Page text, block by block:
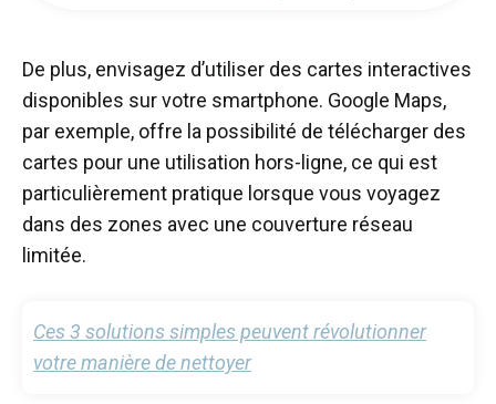
De plus, envisagez d’utiliser des cartes interactives
disponibles sur votre smartphone. Google Maps,
par exemple, offre la possibilité de télécharger des
cartes pour une utilisation hors-ligne, ce qui est
particulièrement pratique lorsque vous voyagez
dans des zones avec une couverture réseau
limitée.
Ces 3 solutions simples peuvent révolutionner
votre manière de nettoyer